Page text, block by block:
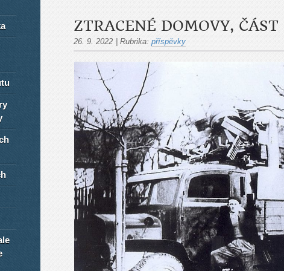
ZTRACENÉ DOMOVY, ČÁST
26. 9. 2022 | Rubrika: příspěvky